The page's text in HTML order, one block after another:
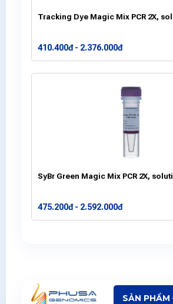
Tracking Dye Magic Mix PCR 2X,
410.400đ - 2.376.000đ
SyBr Green Magic Mix PCR 2X,
475.200đ - 2.592.000đ
SẢN